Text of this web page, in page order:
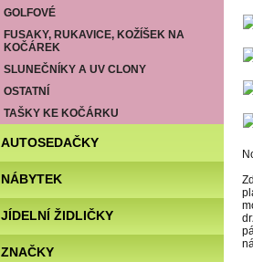
GOLFOVÉ
FUSAKY, RUKAVICE, KOŽÍŠEK NA
KOČÁREK
SLUNEČNÍKY A UV CLONY
OSTATNÍ
TAŠKY KE KOČÁRKU
AUTOSEDAČKY
NÁBYTEK
JÍDELNÍ ŽIDLIČKY
ZNAČKY